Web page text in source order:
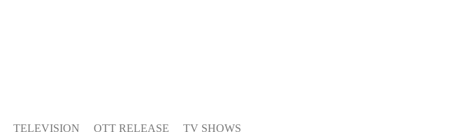
TELEVISION OTT RELEASE TV SHOWS